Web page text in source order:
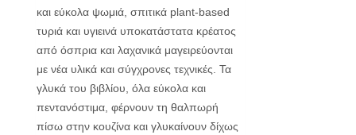
και εύκολα ψωμιά, σπιτικά plant-based
τυριά και υγιεινά υποκατάστατα κρέατος
από όσπρια και λαχανικά μαγειρεύονται
με νέα υλικά και σύγχρονες τεχνικές. Τα
γλυκά του βιβλίου, όλα εύκολα και
πεντανόστιμα, φέρνουν τη θαλπωρή
πίσω στην κουζίνα και γλυκαίνουν δίχως